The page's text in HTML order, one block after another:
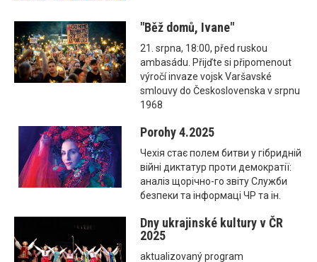
"Běž domů, Ivane"
21. srpna, 18:00, před ruskou
ambasádu. Přijďte si připomenout
výročí invaze vojsk Varšavské
smlouvy do Československa v srpnu
1968
Porohy 4.2025
Чехія стає полем битви у гібридній
війні диктатур проти демократії:
аналіз щорічно-го звіту Служби
безпеки та інформаці ЧР та ін.
Dny ukrajinské kultury v ČR
2025
aktualizovaný program